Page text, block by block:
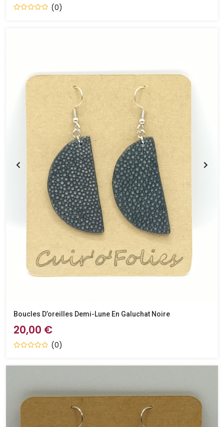
(0)
Boucles D’oreilles Demi-Lune En Galuchat Noire
20,00 €
(0)